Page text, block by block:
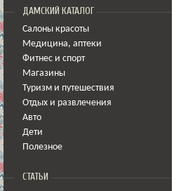
ДАМСКИЙ КАТАЛОГ
Салоны красоты
Медицина, аптеки
Фитнес и спорт
Магазины
Туризм и путешествия
Отдых и развлечения
Авто
Дети
Полезное
СТАТЬИ